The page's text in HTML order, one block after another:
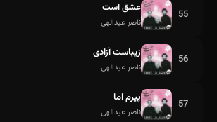
55 عشق است
ناصر عبدالهی
56 زیباست آزادی
ناصر عبدالهی
57 پیرم اما
ناصر عبدالهی